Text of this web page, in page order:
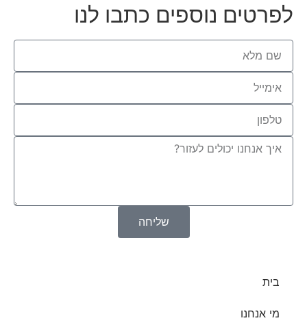
לפרטים נוספים כתבו לנו
שליחה
בית
מי אנחנו